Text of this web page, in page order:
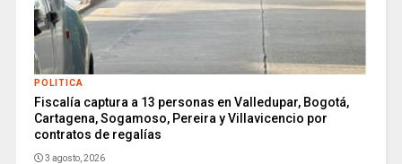
POLITICA
Fiscalía captura a 13 personas en Valledupar, Bogotá,
Cartagena, Sogamoso, Pereira y Villavicencio por
contratos de regalías
3 agosto, 2026